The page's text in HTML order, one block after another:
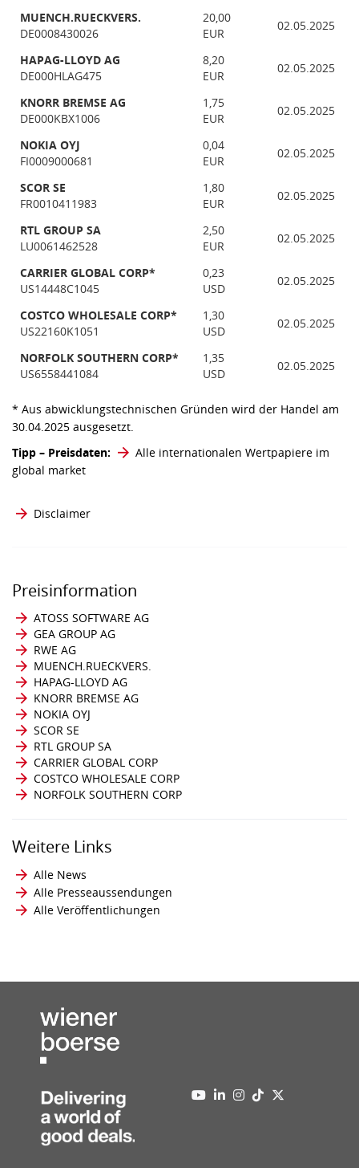
MUENCH.RUECKVERS.
DE0008430026
20,00
EUR
02.05.2025
HAPAG-LLOYD AG
DE000HLAG475
8,20
EUR
02.05.2025
KNORR BREMSE AG
DE000KBX1006
1,75
EUR
02.05.2025
NOKIA OYJ
FI0009000681
0,04
EUR
02.05.2025
SCOR SE
FR0010411983
1,80
EUR
02.05.2025
RTL GROUP SA
LU0061462528
2,50
EUR
02.05.2025
CARRIER GLOBAL CORP*
US14448C1045
0,23
USD
02.05.2025
COSTCO WHOLESALE CORP*
US22160K1051
1,30
USD
02.05.2025
NORFOLK SOUTHERN CORP*
US6558441084
1,35
USD
02.05.2025
* Aus abwicklungstechnischen Gründen wird der Handel am
30.04.2025 ausgesetzt.
Tipp – Preisdaten:
Alle internationalen Wertpapiere im
global market
Disclaimer
Preisinformation
ATOSS SOFTWARE AG
GEA GROUP AG
RWE AG
MUENCH.RUECKVERS.
HAPAG-LLOYD AG
KNORR BREMSE AG
NOKIA OYJ
SCOR SE
RTL GROUP SA
CARRIER GLOBAL CORP
COSTCO WHOLESALE CORP
NORFOLK SOUTHERN CORP
Weitere Links
Alle News
Alle Presseaussendungen
Alle Veröffentlichungen